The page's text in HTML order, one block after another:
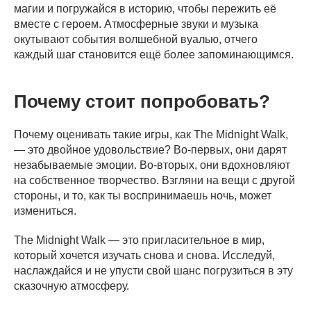
магии и погружайся в историю, чтобы пережить её
вместе с героем. Атмосферные звуки и музыка
окутывают события волшебной вуалью, отчего
каждый шаг становится ещё более запоминающимся.
Почему стоит попробовать?
Почему оценивать такие игры, как The Midnight Walk,
— это двойное удовольствие? Во-первых, они дарят
незабываемые эмоции. Во-вторых, они вдохновляют
на собственное творчество. Взгляни на вещи с другой
стороны, и то, как ты воспринимаешь ночь, может
измениться.
The Midnight Walk — это пригласительное в мир,
который хочется изучать снова и снова. Исследуй,
наслаждайся и не упусти свой шанс погрузиться в эту
сказочную атмосферу.